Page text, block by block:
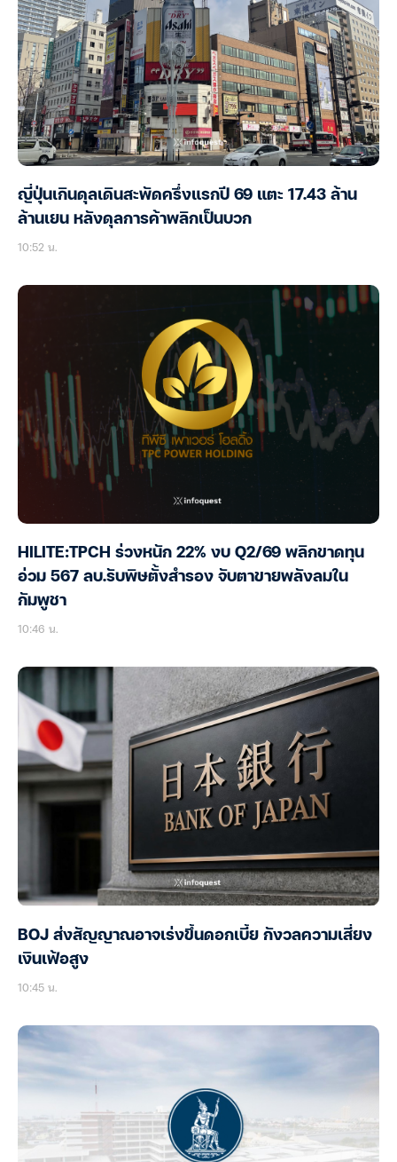
ญี่ปุ่นเกินดุลเดินสะพัดครึ่งแรกปี 69 แตะ 17.43 ล้าน
ล้านเยน หลังดุลการค้าพลิกเป็นบวก
10:52 น.
HILITE:TPCH ร่วงหนัก 22% งบ Q2/69 พลิกขาดทุน
อ่วม 567 ลบ.รับพิษตั้งสำรอง จับตาขายพลังลมใน
กัมพูชา
10:46 น.
BOJ ส่งสัญญาณอาจเร่งขึ้นดอกเบี้ย กังวลความเสี่ยง
เงินเฟ้อสูง
10:45 น.